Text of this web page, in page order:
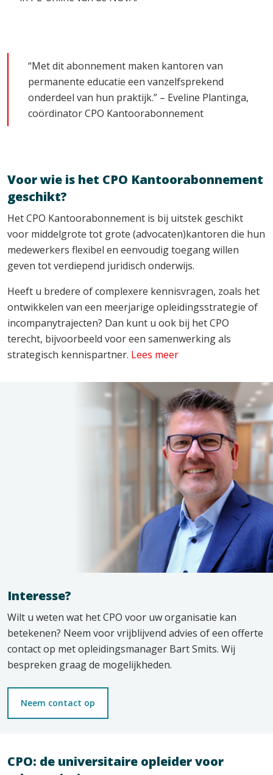
“Met dit abonnement maken kantoren van
permanente educatie een vanzelfsprekend
onderdeel van hun praktijk.” – Eveline Plantinga,
coördinator CPO Kantoorabonnement
Voor wie is het CPO Kantoorabonnement
geschikt?
Het CPO Kantoorabonnement is bij uitstek geschikt
voor middelgrote tot grote (advocaten)kantoren die hun
medewerkers flexibel en eenvoudig toegang willen
geven tot verdiepend juridisch onderwijs.
Heeft u bredere of complexere kennisvragen, zoals het
ontwikkelen van een meerjarige opleidingsstrategie of
incompanytrajecten? Dan kunt u ook bij het CPO
terecht, bijvoorbeeld voor een samenwerking als
strategisch kennispartner. Lees meer
Interesse?
Wilt u weten wat het CPO voor uw organisatie kan
betekenen? Neem voor vrijblijvend advies of een offerte
contact op met opleidingsmanager Bart Smits. Wij
bespreken graag de mogelijkheden.
Neem contact op
CPO: de universitaire opleider voor